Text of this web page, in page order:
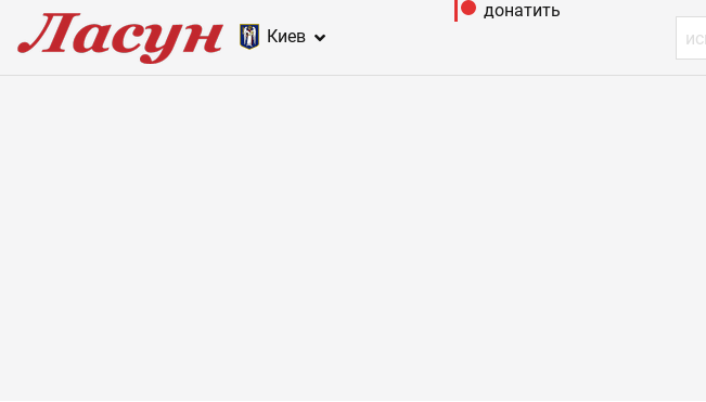
Киев
донатить